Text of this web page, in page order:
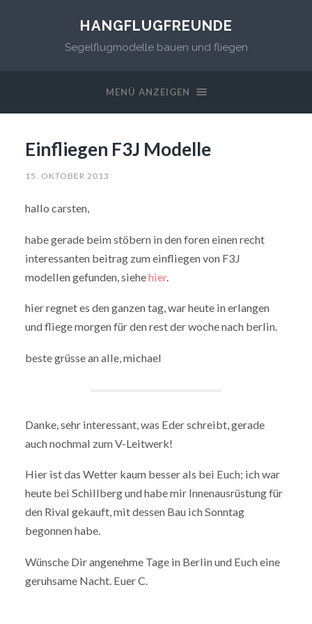
HANGFLUGFREUNDE
Segelflugmodelle bauen und fliegen
MENÜ ANZEIGEN
Einfliegen F3J Modelle
15. OKTOBER 2013
hallo carsten,
habe gerade beim stöbern in den foren einen recht
interessanten beitrag zum einfliegen von F3J
modellen gefunden, siehehier.
hier regnet es den ganzen tag, war heute in erlangen
und fliege morgen für den rest der woche nach berlin.
beste grüsse an alle, michael
Danke, sehr interessant, was Eder schreibt, gerade
auch nochmal zum V-Leitwerk!
Hier ist das Wetter kaum besser als bei Euch; ich war
heute bei Schillberg und habe mir Innenausrüstung für
den Rival gekauft, mit dessen Bau ich Sonntag
begonnen habe.
Wünsche Dir angenehme Tage in Berlin und Euch eine
geruhsame Nacht. Euer C.